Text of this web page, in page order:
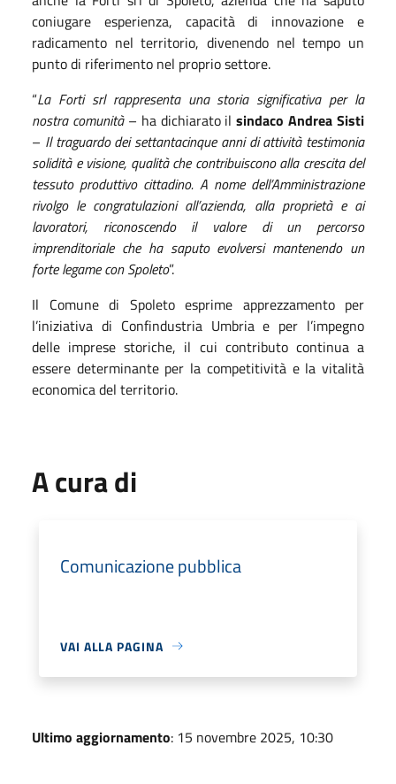
coniugare esperienza, capacità di innovazione e
radicamento nel territorio, divenendo nel tempo un
punto di riferimento nel proprio settore.
“La Forti srl rappresenta una storia significativa per la
nostra comunità – ha dichiarato ilsindaco Andrea Sisti
– Il traguardo dei settantacinque anni di attività testimonia
solidità e visione, qualità che contribuiscono alla crescita del
tessuto produttivo cittadino. A nome dell’Amministrazione
rivolgo le congratulazioni all’azienda, alla proprietà e ai
lavoratori, riconoscendo il valore di un percorso
imprenditoriale che ha saputo evolversi mantenendo un
forte legame con Spoleto”.
Il Comune di Spoleto esprime apprezzamento per
l’iniziativa di Confindustria Umbria e per l’impegno
delle imprese storiche, il cui contributo continua a
essere determinante per la competitività e la vitalità
economica del territorio.
A cura di
Comunicazione pubblica
VAI ALLA PAGINA
Ultimo aggiornamento: 15 novembre 2025, 10:30